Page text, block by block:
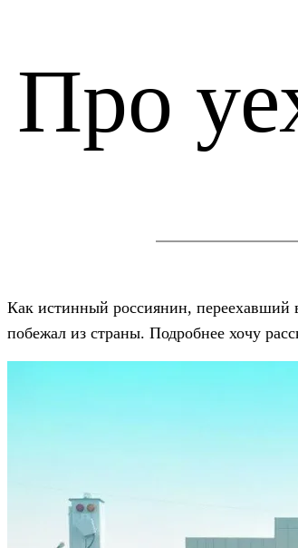
Про
Как истинный россиянин, переехавший
побежал из страны. Подробнее хочу